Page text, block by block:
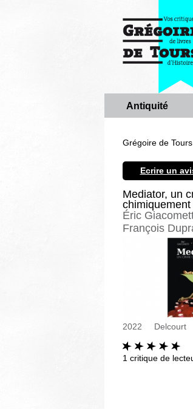
Antiquité
Grégoire de
Ecrire un
Mediator, un
chimiquement
Éric
François
2022 Delcourt
1 critique de